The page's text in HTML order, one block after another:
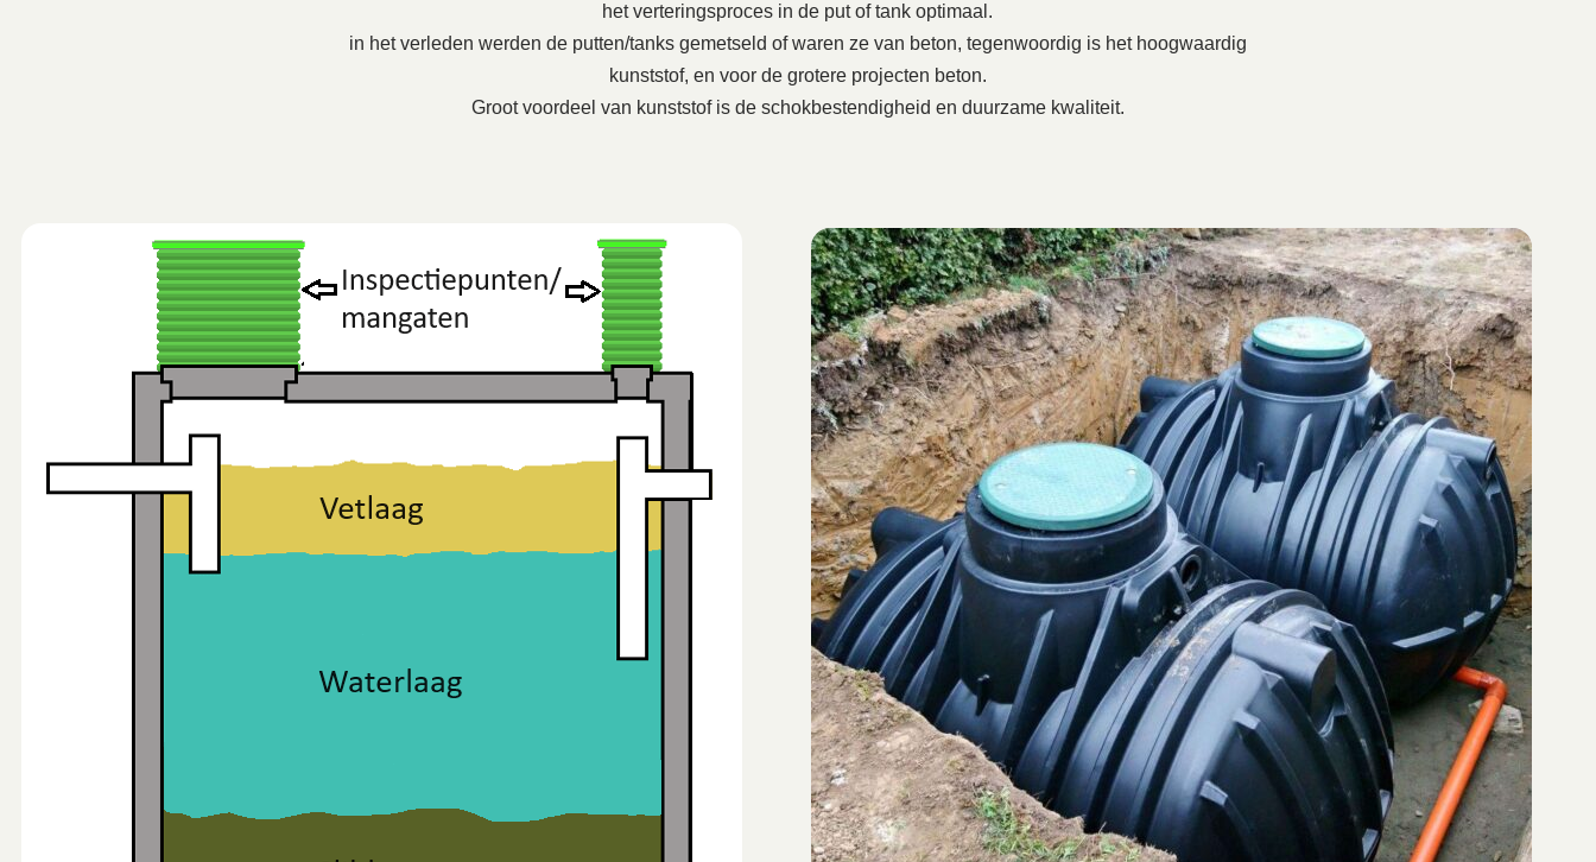
het verteringsproces in de put of tank optimaal.
in het verleden werden de putten/tanks gemetseld of waren ze van beton, tegenwoordig is het hoogwaardig
kunststof, en voor de grotere projecten beton.
Groot voordeel van kunststof is de schokbestendigheid en duurzame kwaliteit.